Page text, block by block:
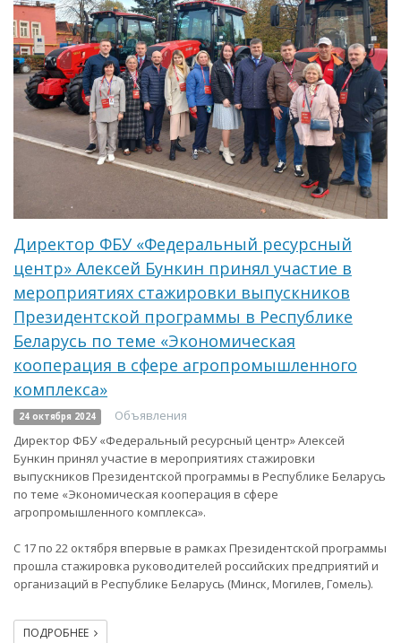
Директор ФБУ «Федеральный ресурсный
центр» Алексей Бункин принял участие в
мероприятиях стажировки выпускников
Президентской программы в Республике
Беларусь по теме «Экономическая
кооперация в сфере агропромышленного
комплекса»
24 октября 2024
Объявления
Директор ФБУ «Федеральный ресурсный центр» Алексей
Бункин принял участие в мероприятиях стажировки
выпускников Президентской программы в Республике Беларусь
по теме «Экономическая кооперация в сфере
агропромышленного комплекса».
С 17 по 22 октября впервые в рамках Президентской программы
прошла стажировка руководителей российских предприятий и
организаций в Республике Беларусь (Минск, Могилев, Гомель).
ПОДРОБНЕЕ